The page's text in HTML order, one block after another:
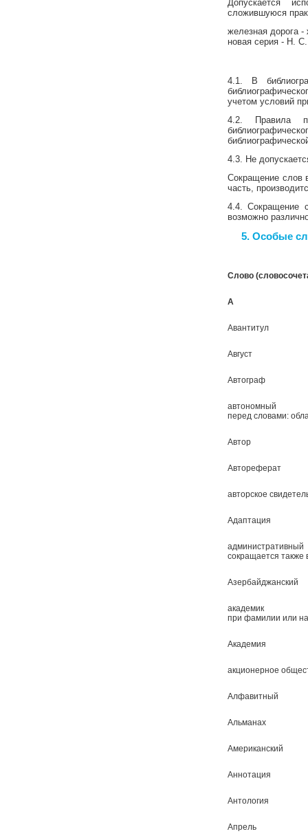
Допускается
сложившуюся
железная дорога
новая серия - Н. С.
4.1. В
учетом условий
4.2. Правила
4.3. Не
Сокращение слов
часть,
4.4. Сокращение
возможно
5. Особые
Слово
А
Авантитул
Август
Автограф
автономный
перед словами:
Автор
Автореферат
авторское
Адаптация
административный
сокращается также
Азербайджанский
академик
при фамилии или
Академия
акционерное
Алфавитный
Альманах
Американский
Аннотация
Антология
Апрель